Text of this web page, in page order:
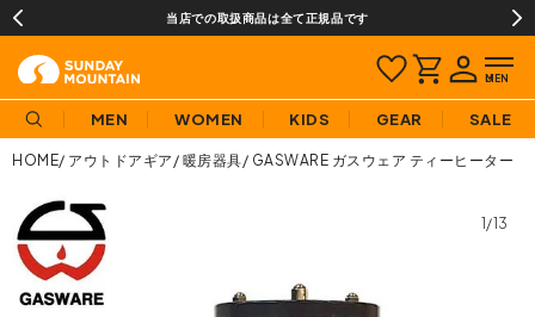
当店での取扱商品は全て正規品です
MEN WOMEN KIDS GEAR SALE
HOME アウトドアギア 暖房器具 GASWARE ガスウェア ティーヒーター
1/13